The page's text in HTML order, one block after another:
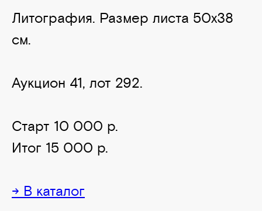
Литография. Размер листа 50х38
см.
Аукцион 41, лот 292.
Старт 10 000 р.
Итог 15 000 р.
→ В каталог